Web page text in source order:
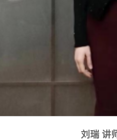
刘瑞 讲